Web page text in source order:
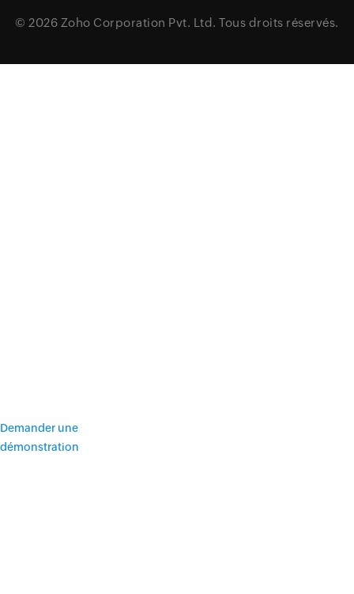
© 2026 Zoho Corporation Pvt. Ltd. Tous droits réservés.
Demander une
démonstration